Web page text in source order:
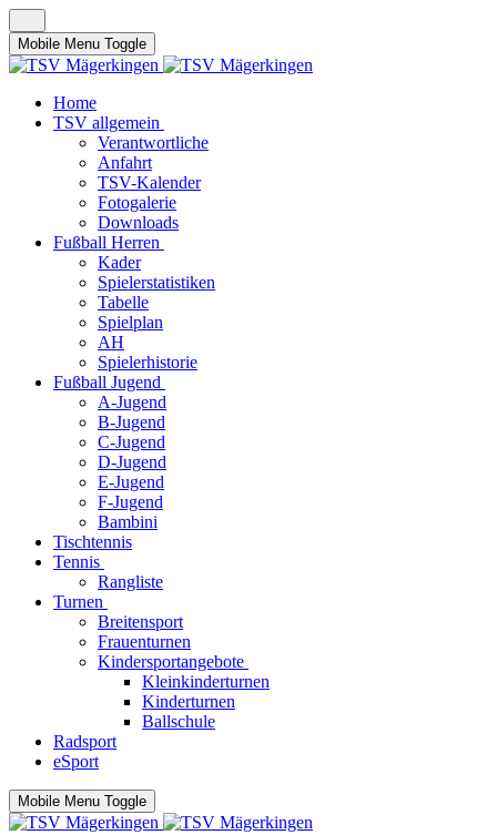
Mobile Menu Toggle
Home
TSV allgemein
Verantwortliche
Anfahrt
TSV-Kalender
Fotogalerie
Downloads
Fußball Herren
Kader
Spielerstatistiken
Tabelle
Spielplan
AH
Spielerhistorie
Fußball Jugend
A-Jugend
B-Jugend
C-Jugend
D-Jugend
E-Jugend
F-Jugend
Bambini
Tischtennis
Tennis
Rangliste
Turnen
Breitensport
Frauenturnen
Kindersportangebote
Kleinkinderturnen
Kinderturnen
Ballschule
Radsport
eSport
Mobile Menu Toggle